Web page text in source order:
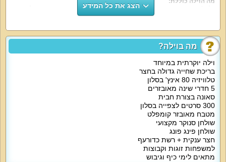
מה בוילה?
וילה יוקרתית במיוחד
בריכת שחייה גדולה בחצר
טלוויזיה 80 אינץ' בסלון
5 חדרי שינה מאובזרים
סאונה בצורת חבית
300 סרטים לצפייה בסלון
מטבח מאובזר קומפלט
שולחן סנוקר מקצועי
שולחן פינג פונג
חצר ענקית + רשת כדורעף
למשפחות זוגות וקבוצות
מתאים לימי כיף וגיבוש
וילה 4 העונות היא אחת הוילות היפות ביותר באזור הצפון. מדובר בפנינה של נופש
יוקרה, פינוקים ואטרקציות. 5 חדרי שינה תוכלו למצוא בוילה. כאשר כל אחד
ומפוארים, יש מסך טלוויזיה בכל חדר ועוד הרבה יותר.
המטבח של וילה 4 העונות נוח לעבודה. תמצאו בו כיריים עם קולט אדים, תנור
בישול, מקרר עם מכונת קרח ועוד. פינת אוכל יפה תמתין לכם לצד המטבח. הסלון
של וילה 4 אס מרווח ומפואר. ריצוף יוקרתי משרה אווירה נעימה בבית כולו. פינת
ישיבה גדולה בסלון מתאימה לאירוח קבוצתי, צפייה משותפת בסרטים ושיחות אל
תוך הלילה.
במרפסת של הוילה תמצאו מקרן סרטים, אפשר לצפות בסרטים גם במרפסת, גם
בסלון וגם בחדרי השינה.
אטרקציות מיוחדות בוילה:
החצר של וילה 4 אס פשוט יפה. בריכת שחייה פרטית משקיפה על נוף משגע, לצידה
מיטות שיזוף נוחות ושאר פריטי ריהוט גן. אמבט הג'קוזי שבחצר גדול ונוח. אם אתם
אמבט דומה. פרט לכך, תוכלו לבלות גם בסאונה שבחצר, לשחק כדורעף בעזרת
הרשת וליהנות ממשחקי סנוקר או פינג פונג.
מיוחד לילדים:
הצג את כל המידע